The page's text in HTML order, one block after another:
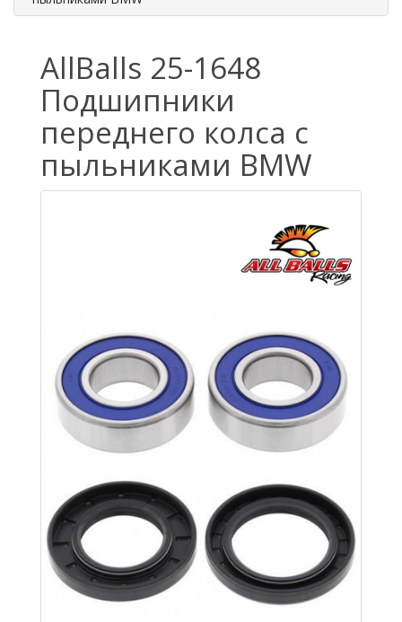
AllBalls 25-1648
Подшипники
переднего колса с
пыльниками BMW